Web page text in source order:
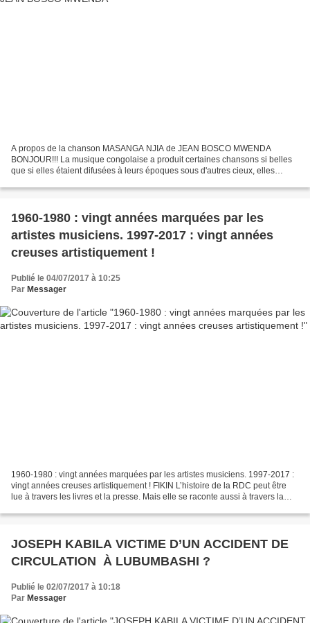
A propos de la chanson MASANGA NJIA de JEAN BOSCO MWENDA
BONJOUR!!! La musique congolaise a produit certaines chansons si belles
que si elles étaient difusées à leurs époques sous d'autres cieux, elles
1960-1980 : vingt années marquées par les
artistes musiciens. 1997-2017 : vingt années
creuses artistiquement !
Publié le 04/07/2017 à 10:25
Par Messager
1960-1980 : vingt années marquées par les artistes musiciens. 1997-2017 :
vingt années creuses artistiquement ! FIKIN L’histoire de la RDC peut être
lue à travers les livres et la presse. Mais elle se raconte aussi à travers la
JOSEPH KABILA VICTIME D’UN ACCIDENT DE
CIRCULATION À LUBUMBASHI ?
Publié le 02/07/2017 à 10:18
Par Messager